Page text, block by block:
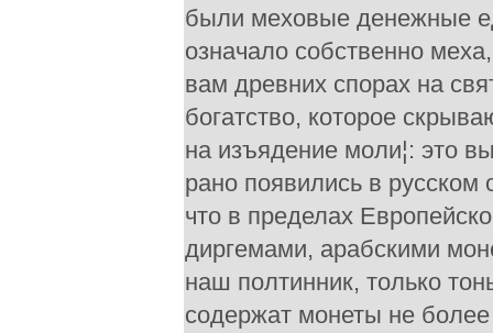
были меховые денежные
означало собственно
вам древних спорах на
богатство, которое
на изъядение моли¦: это
рано появились в русском
что в пределах
диргемами, арабскими
наш полтинник, только
содержат монеты не